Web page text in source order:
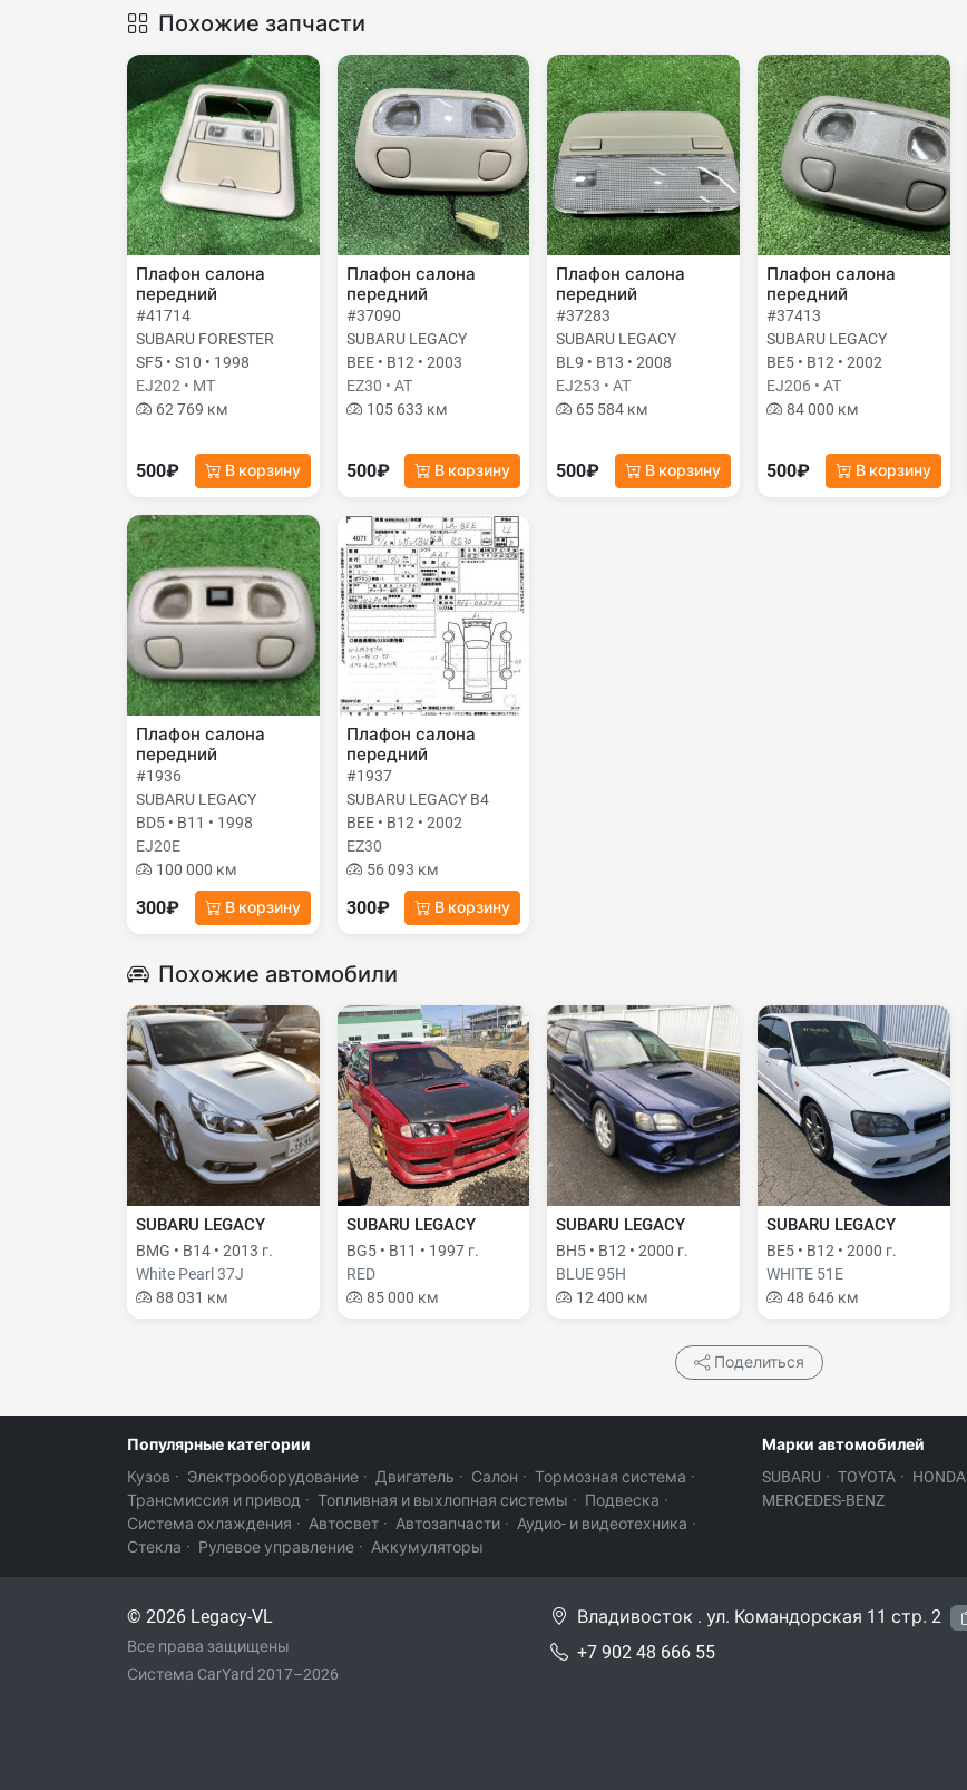
Похожие запчасти
Плафон салона
передний
#41714
SUBARU FORESTER
SF5 • S10 • 1998
EJ202 • MT
62 769 км
500₽ В корзину
Плафон салона
передний
#37090
SUBARU LEGACY
BEE • B12 • 2003
EZ30 • AT
105 633 км
500₽ В корзину
Плафон салона
передний
#37283
SUBARU LEGACY
BL9 • B13 • 2008
EJ253 • AT
65 584 км
500₽ В корзину
Плафон салона
передний
#37413
SUBARU LEGACY
BE5 • B12 • 2002
EJ206 • AT
84 000 км
500₽ В корзину
Плафон салона
передний
#1936
SUBARU LEGACY
BD5 • B11 • 1998
EJ20E
100 000 км
300₽ В корзину
Плафон салона
передний
#1937
SUBARU LEGACY B4
BEE • B12 • 2002
EZ30
56 093 км
300₽ В корзину
Похожие автомобили
SUBARU LEGACY
BMG • B14 • 2013 г.
White Pearl 37J
88 031 км
SUBARU LEGACY
BG5 • B11 • 1997 г.
RED
85 000 км
SUBARU LEGACY
BH5 • B12 • 2000 г.
BLUE 95H
12 400 км
SUBARU LEGACY
BE5 • B12 • 2000 г.
WHITE 51E
48 646 км
Поделиться
Популярные категории
Кузов · Электрооборудование · Двигатель · Салон · Тормозная система ·
Трансмиссия и привод · Топливная и выхлопная системы · Подвеска ·
Система охлаждения · Автосвет · Автозапчасти · Аудио- и видеотехника ·
Стекла · Рулевое управление · Аккумуляторы
Марки автомобилей
SUBARU · TOYOTA · HONDA
MERCEDES-BENZ
© 2026 Legacy-VL
Все права защищены
Система CarYard 2017–2026
Владивосток . ул. Командорская 11 стр. 2
+7 902 48 666 55